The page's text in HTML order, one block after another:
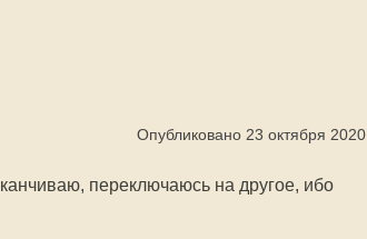
Опубликовано 23 октября 2020
переключаюсь на другое, ибо